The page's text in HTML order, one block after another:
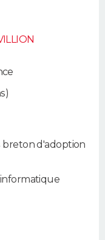
breton d'adoption